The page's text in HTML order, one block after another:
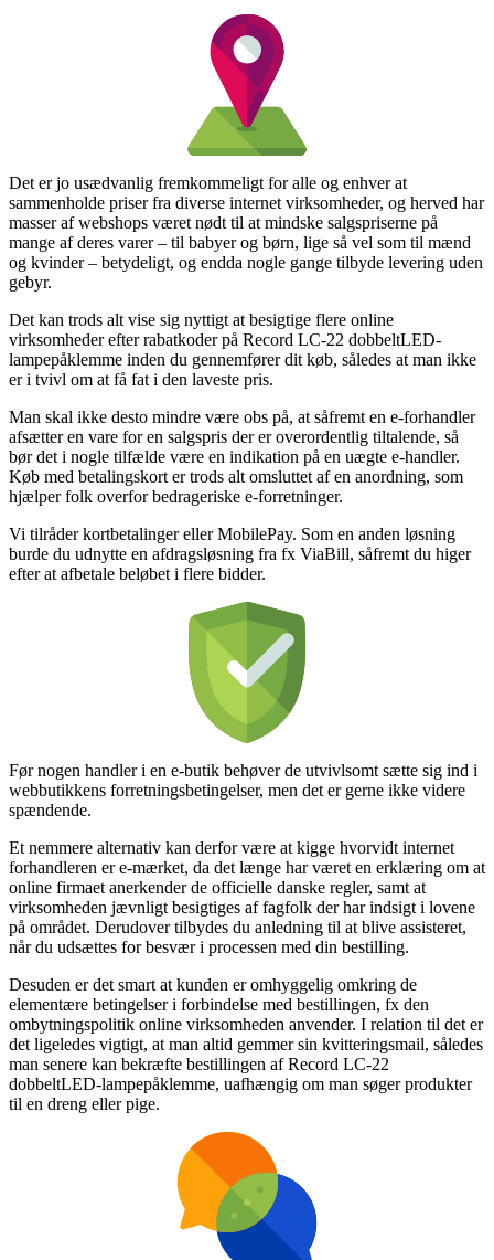
Det er jo usædvanlig fremkommeligt for alle og enhver at
sammenholde priser fra diverse internet virksomheder, og herved har
masser af webshops været nødt til at mindske salgspriserne på
mange af deres varer – til babyer og børn, lige så vel som til mænd
og kvinder – betydeligt, og endda nogle gange tilbyde levering uden
gebyr.
Det kan trods alt vise sig nyttigt at besigtige flere online
virksomheder efter rabatkoder på Record LC-22 dobbeltLED-
lampepåklemme inden du gennemfører dit køb, således at man ikke
er i tvivl om at få fat i den laveste pris.
Man skal ikke desto mindre være obs på, at såfremt en e-forhandler
afsætter en vare for en salgspris der er overordentlig tiltalende, så
bør det i nogle tilfælde være en indikation på en uægte e-handler.
Køb med betalingskort er trods alt omsluttet af en anordning, som
hjælper folk overfor bedrageriske e-forretninger.
Vi tilråder kortbetalinger eller MobilePay. Som en anden løsning
burde du udnytte en afdragsløsning fra fx ViaBill, såfremt du higer
efter at afbetale beløbet i flere bidder.
Før nogen handler i en e-butik behøver de utvivlsomt sætte sig ind i
webbutikkens forretningsbetingelser, men det er gerne ikke videre
spændende.
Et nemmere alternativ kan derfor være at kigge hvorvidt internet
forhandleren er e-mærket, da det længe har været en erklæring om at
online firmaet anerkender de officielle danske regler, samt at
virksomheden jævnligt besigtiges af fagfolk der har indsigt i lovene
på området. Derudover tilbydes du anledning til at blive assisteret,
når du udsættes for besvær i processen med din bestilling.
Desuden er det smart at kunden er omhyggelig omkring de
elementære betingelser i forbindelse med bestillingen, fx den
ombytningspolitik online virksomheden anvender. I relation til det er
det ligeledes vigtigt, at man altid gemmer sin kvitteringsmail, således
man senere kan bekræfte bestillingen af Record LC-22
dobbeltLED-lampepåklemme, uafhængig om man søger produkter
til en dreng eller pige.